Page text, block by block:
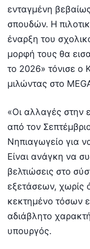
ενταγμένη
σπουδών. Η
έναρξη του
μορφή τους θα
το 2026» τόνισε ο
μιλώντας στο
«Οι αλλαγές στην
από τον
Νηπιαγωγείο για
Είναι ανάγκη να
βελτιώσεις στο
εξετάσεων, χωρίς
κεκτημένο τόσων
αδιάβλητο
υπουργός.